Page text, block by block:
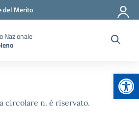
del Merito
Nazionale
circolare n. è riservato.